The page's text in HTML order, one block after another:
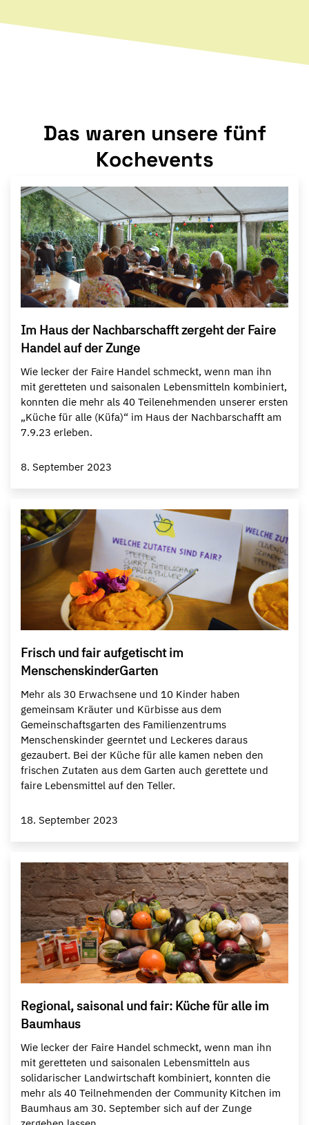
Das waren unsere fünf
Kochevents
Im Haus der Nachbarschafft zergeht der Faire
Handel auf der Zunge
Wie lecker der Faire Handel schmeckt, wenn man ihn
mit geretteten und saisonalen Lebensmitteln kombiniert,
konnten die mehr als 40 Teilenehmenden unserer ersten
„Küche für alle (Küfa)“ im Haus der Nachbarschafft am
7.9.23 erleben.
8. September 2023
Frisch und fair aufgetischt im
MenschenskinderGarten
Mehr als 30 Erwachsene und 10 Kinder haben
gemeinsam Kräuter und Kürbisse aus dem
Gemeinschaftsgarten des Familienzentrums
Menschenskinder geerntet und Leckeres daraus
gezaubert. Bei der Küche für alle kamen neben den
frischen Zutaten aus dem Garten auch gerettete und
faire Lebensmittel auf den Teller.
18. September 2023
Regional, saisonal und fair: Küche für alle im
Baumhaus
Wie lecker der Faire Handel schmeckt, wenn man ihn
mit geretteten und saisonalen Lebensmitteln aus
solidarischer Landwirtschaft kombiniert, konnten die
mehr als 40 Teilnehmenden der Community Kitchen im
Baumhaus am 30. September sich auf der Zunge